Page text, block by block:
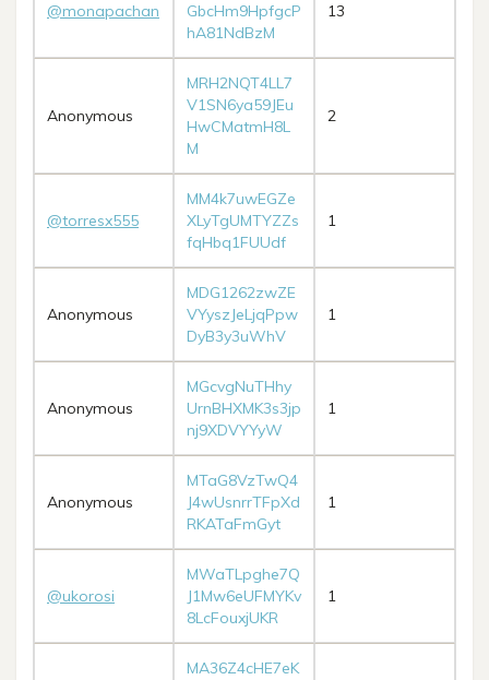
@monapachan
GbcHm9HpfgcP
hA81NdBzM
13
Anonymous
MRH2NQT4LL7
V1SN6ya59JEu
HwCMatmH8L
M
2
@torresx555
MM4k7uwEGZe
XLyTgUMTYZZs
fqHbq1FUUdf
1
Anonymous
MDG1262zwZE
VYyszJeLjqPpw
DyB3y3uWhV
1
Anonymous
MGcvgNuTHhy
UrnBHXMK3s3jp
nj9XDVYYyW
1
Anonymous
MTaG8VzTwQ4
J4wUsnrrTFpXd
RKATaFmGyt
1
@ukorosi
MWaTLpghe7Q
J1Mw6eUFMYKv
8LcFouxjUKR
1
MA36Z4cHE7eK